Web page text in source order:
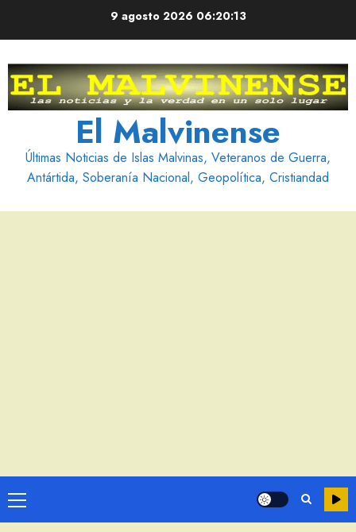
9 agosto 2026 06:20:14
El Malvinense
Últimas Noticias de Islas Malvinas, Veteranos de Guerra,
Antártida, Soberanía Nacional, Geopolítica, Cristiandad
Menú
principal